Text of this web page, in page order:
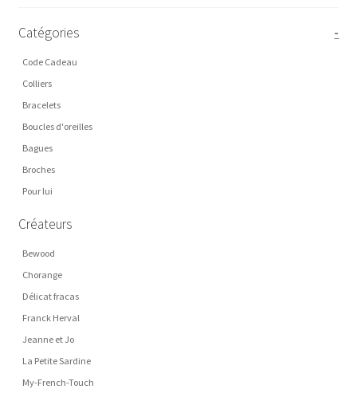
Catégories -
Code Cadeau
Colliers
Bracelets
Boucles d'oreilles
Bagues
Broches
Pour lui
Créateurs
Bewood
Chorange
Délicat fracas
Franck Herval
Jeanne et Jo
La Petite Sardine
My-French-Touch